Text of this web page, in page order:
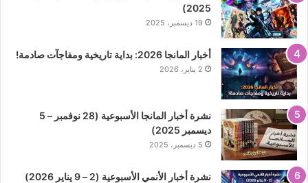
2025)
19 ديسمبر، 2025
أخبار المانجا 2026: بداية تاريخية ومفاجآت صادمة!
2 يناير، 2026
نشرة أخبار المانجا الأسبوعية (28 نوفمبر – 5
ديسمبر 2025)
5 ديسمبر، 2025
نشرة أخبار الأنمي الأسبوعية (2 – 9 يناير 2026)